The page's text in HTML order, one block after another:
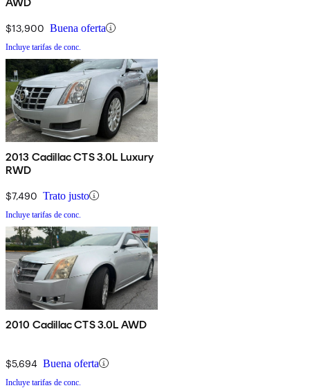
$13,900 Buena oferta
Incluye tarifas de conc.
2013 Cadillac CTS 3.0L Luxury
RWD
$7,490 Trato justo
Incluye tarifas de conc.
2010 Cadillac CTS 3.0L AWD
$5,694 Buena oferta
Incluye tarifas de conc.